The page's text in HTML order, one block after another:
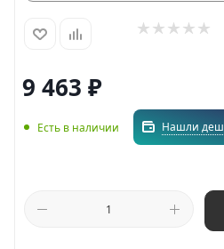
9 463 ₽
Есть в наличии Нашли